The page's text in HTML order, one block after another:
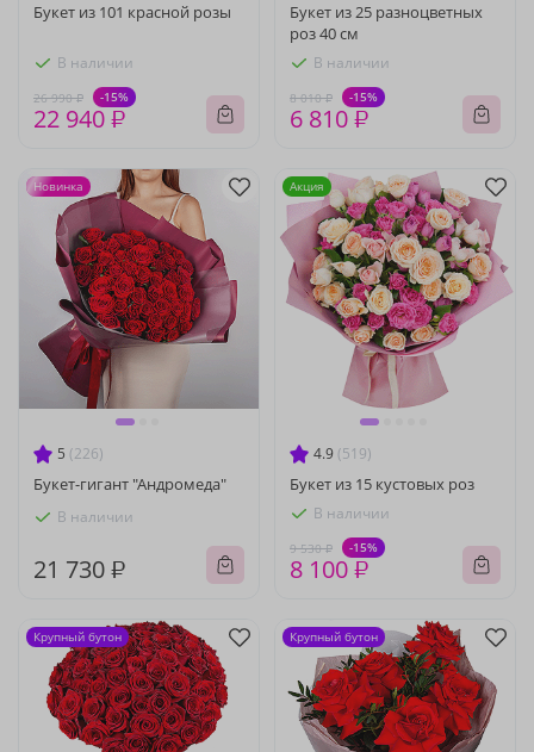
Букет из 101 красной розы
В наличии
26 990 ₽ -15%
22 940 ₽
Букет из 25 разноцветных
роз 40 см
В наличии
8 010 ₽ -15%
6 810 ₽
5 (226)
Букет-гигант "Андромеда"
В наличии
21 730 ₽
Новинка
4.9 (519)
Букет из 15 кустовых роз
В наличии
9 530 ₽ -15%
8 100 ₽
Акция
Крупный бутон Крупный бутон